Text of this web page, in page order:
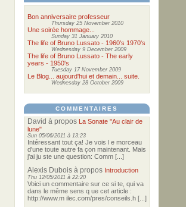
Bon anniversaire professeur
Thursday 25 November 2010
Une soirée hommage...
Sunday 31 January 2010
The life of Bruno Lussato - 1960's 1970's
Wednesday 9 December 2009
The life of Bruno Lussato - The early
years - 1950's
Tuesday 17 November 2009
Le Blog... aujourd'hui et demain... suite.
Wednesday 28 October 2009
COMMENTAIRES
David à propos La Sonate "Au clair de
lune"
Sun 05/06/2011 à 13:23
Intéressant tout ça! Je vois l e morceau
d'une toute autre fa çon maintenant. Mais
j'ai ju ste une question: Comm [...]
Alexis Dubois à propos Introduction
Thu 12/05/2011 à 22:20
Voici un commentaire sur ce si te, qui va
dans le même sens q ue cet article :
http://www.m ilec.com/pres/conseils.h [...]